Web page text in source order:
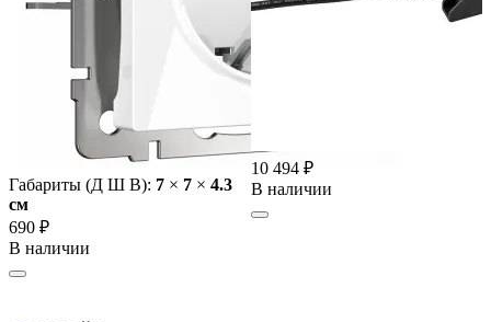
Габариты (Д Ш В): 7 × 7 × 4.3
cм
690 ₽
В наличии
10 494 ₽
В наличии